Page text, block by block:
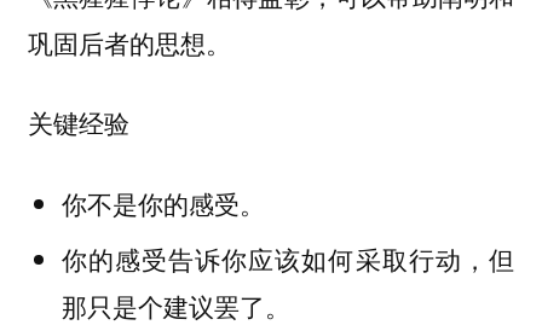
巩固后者的思想。
关键经验
你不是你的感受。
你的感受告诉你应该如何采取行动，但
那只是个建议罢了。